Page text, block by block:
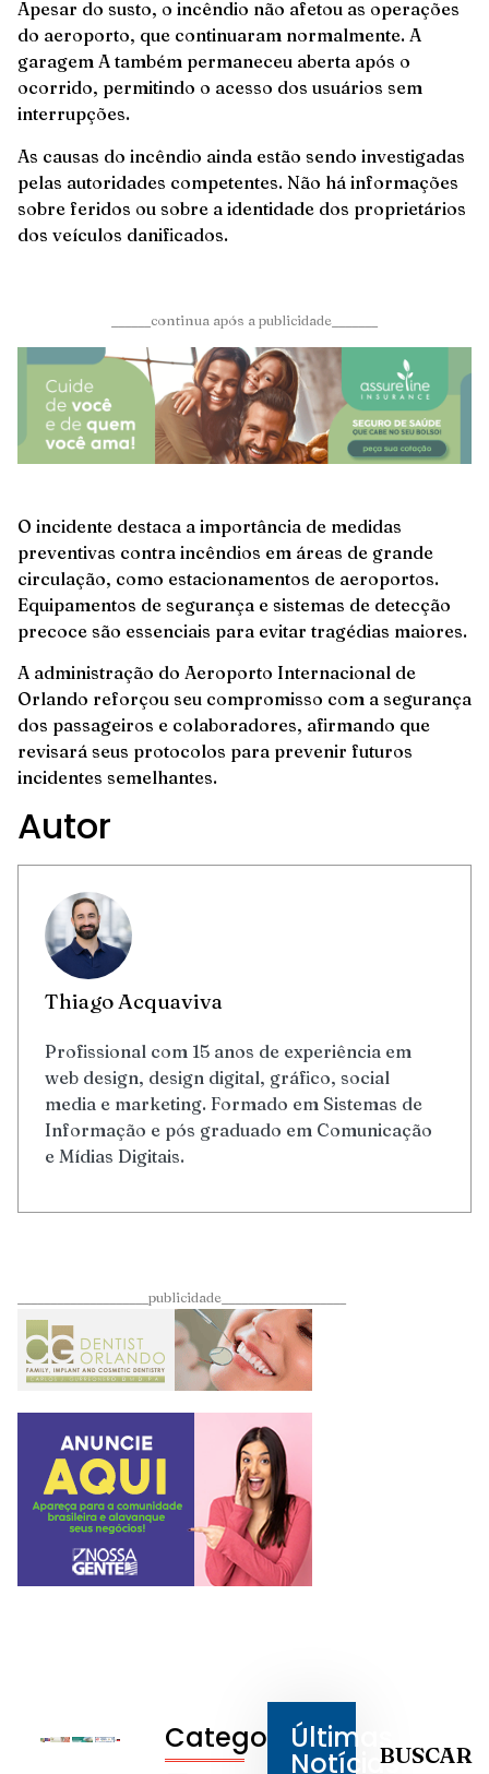
Apesar do susto, o incêndio não afetou as operações
do aeroporto, que continuaram normalmente. A
garagem A também permaneceu aberta após o
ocorrido, permitindo o acesso dos usuários sem
interrupções.
As causas do incêndio ainda estão sendo investigadas
pelas autoridades competentes. Não há informações
sobre feridos ou sobre a identidade dos proprietários
dos veículos danificados.
______continua após a publicidade_______
O incidente destaca a importância de medidas
preventivas contra incêndios em áreas de grande
circulação, como estacionamentos de aeroportos.
Equipamentos de segurança e sistemas de detecção
precoce são essenciais para evitar tragédias maiores.
A administração do Aeroporto Internacional de
Orlando reforçou seu compromisso com a segurança
dos passageiros e colaboradores, afirmando que
revisará seus protocolos para prevenir futuros
incidentes semelhantes.
Autor
Thiago Acquaviva
Profissional com 15 anos de experiência em
web design, design digital, gráfico, social
media e marketing. Formado em Sistemas de
Informação e pós graduado em Comunicação
e Mídias Digitais.
____________________publicidade___________________
CategoriasÚltimas
NotíciasBUSCAR